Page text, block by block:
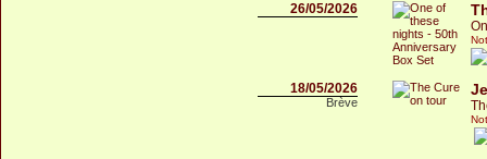
26/05/2026
18/05/2026
Brève